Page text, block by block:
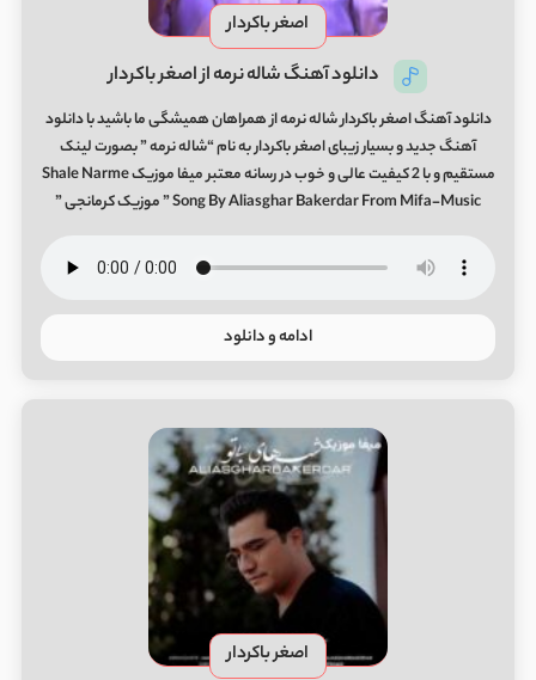
اصغر باکردار
دانلود آهنگ شاله نرمه از اصغر باکردار
دانلود آهنگ اصغر باکردار شاله نرمه از همراهان همیشگی ما باشید با دانلود
آهنگ جدید و بسیار زیبای اصغر باکردار به نام “شاله نرمه ” بصورت لینک
مستقیم و با 2 کیفیت عالی و خوب در رسانه معتبر میفا موزیک Shale Narme
Song By Aliasghar Bakerdar From Mifa-Music ” موزیک کرمانجی ”
ادامه و دانلود
اصغر باکردار